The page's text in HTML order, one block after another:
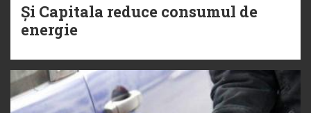
Și Capitala reduce consumul de
energie